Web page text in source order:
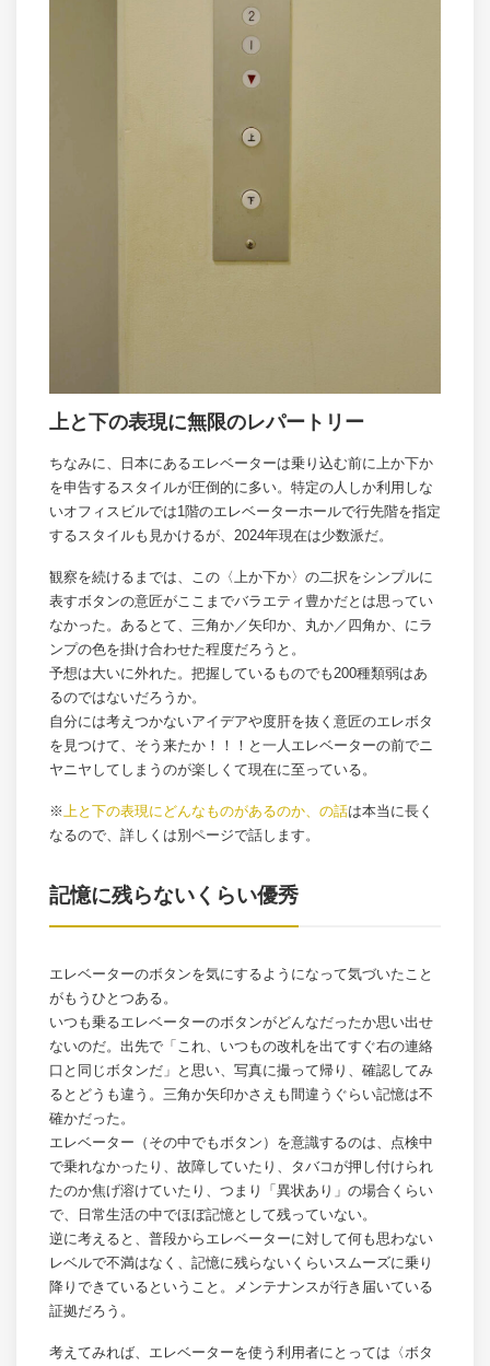
上と下の表現に無限のレパートリー
ちなみに、日本にあるエレベーターは乗り込む前に上か下か
を申告するスタイルが圧倒的に多い。特定の人しか利用しな
いオフィスビルでは1階のエレベーターホールで行先階を指定
するスタイルも見かけるが、2024年現在は少数派だ。
観察を続けるまでは、この〈上か下か〉の二択をシンプルに
表すボタンの意匠がここまでバラエティ豊かだとは思ってい
なかった。あるとて、三角か／矢印か、丸か／四角か、にラ
ンプの色を掛け合わせた程度だろうと。
予想は大いに外れた。把握しているものでも200種類弱はあ
るのではないだろうか。
自分には考えつかないアイデアや度肝を抜く意匠のエレボタ
を見つけて、そう来たか！！！と一人エレベーターの前でニ
ヤニヤしてしまうのが楽しくて現在に至っている。
※ 上と下の表現にどんなものがあるのか、の話は本当に長く
なるので、詳しくは別ページで話します。
記憶に残らないくらい優秀
エレベーターのボタンを気にするようになって気づいたこと
がもうひとつある。
いつも乗るエレベーターのボタンがどんなだったか思い出せ
ないのだ。出先で「これ、いつもの改札を出てすぐ右の連絡
口と同じボタンだ」と思い、写真に撮って帰り、確認してみ
るとどうも違う。三角か矢印かさえも間違うぐらい記憶は不
確かだった。
エレベーター（その中でもボタン）を意識するのは、点検中
で乗れなかったり、故障していたり、タバコが押し付けられ
たのか焦げ溶けていたり、つまり「異状あり」の場合くらい
で、日常生活の中でほぼ記憶として残っていない。
逆に考えると、普段からエレベーターに対して何も思わない
レベルで不満はなく、記憶に残らないくらいスムーズに乗り
降りできているということ。メンテナンスが行き届いている
証拠だろう。
考えてみれば、エレベーターを使う利用者にとっては〈ボタ